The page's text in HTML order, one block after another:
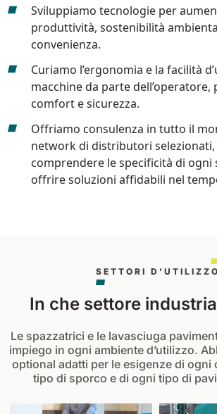
Sviluppiamo tecnologie per
produttività, sostenibilità
convenienza.
Curiamo l’ergonomia e la facilità
macchine da parte
comfort e sicurezza.
Offriamo consulenza in tutto il
network di distributori
comprendere le specificità di ogni
offrire soluzioni affidabili nel
SETTORI D'UTILIZZO
In che settore
Le spazzatrici e le lavasciuga
impiego in ogni ambiente d’utilizzo.
optional adatti per le esigenze di ogni
tipo di sporco e di ogni tipo di